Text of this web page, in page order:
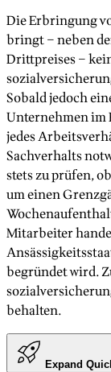
Die Erbringung
bringt – neben
Drittpreises –
Sobald jedoch
Unternehmen im
jedes
Sachverhalts
stets zu prüfen,
um einen
Mitarbeiter
begründet wird.
behalten.
Expand